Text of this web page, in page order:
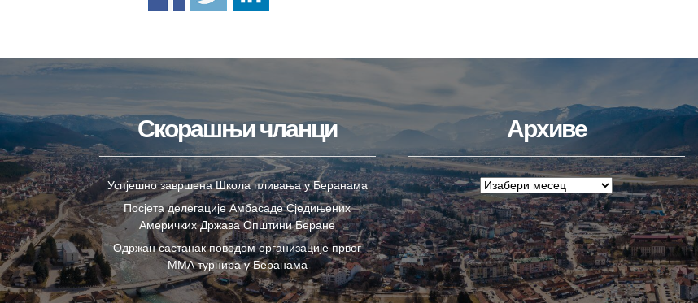
Скорашњи чланци
Успјешно завршена Школа пливања у Беранама
Посјета делегације Амбасаде Сједињених
Америчких Држава Општини Беране
Одржан састанак поводом организације првог
ММА турнира у Беранама
Архиве